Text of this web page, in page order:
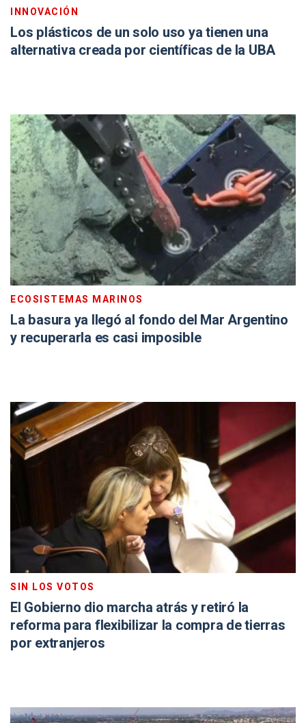
INNOVACIÓN
Los plásticos de un solo uso ya tienen una
alternativa creada por científicas de la UBA
ECOSISTEMAS MARINOS
La basura ya llegó al fondo del Mar Argentino
y recuperarla es casi imposible
SIN LOS VOTOS
El Gobierno dio marcha atrás y retiró la
reforma para flexibilizar la compra de tierras
por extranjeros